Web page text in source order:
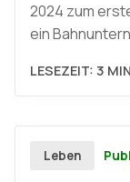
2024 zum
ein
LESEZEIT: 3
Leben